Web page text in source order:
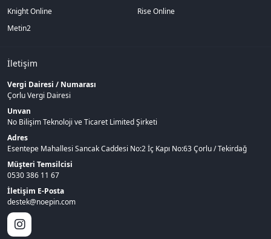
Knight Online
Rise Online
Metin2
İletişim
Vergi Dairesi / Numarası
Çorlu Vergi Dairesi
Unvan
No Bilişim Teknoloji ve Ticaret Limited Şirketi
Adres
Esentepe Mahallesi Sancak Caddesi No:2 İç Kapı No:63 Çorlu / Tekirdağ
Müşteri Temsilcisi
0530 386 11 67
İletişim E-Posta
destek@noepin.com